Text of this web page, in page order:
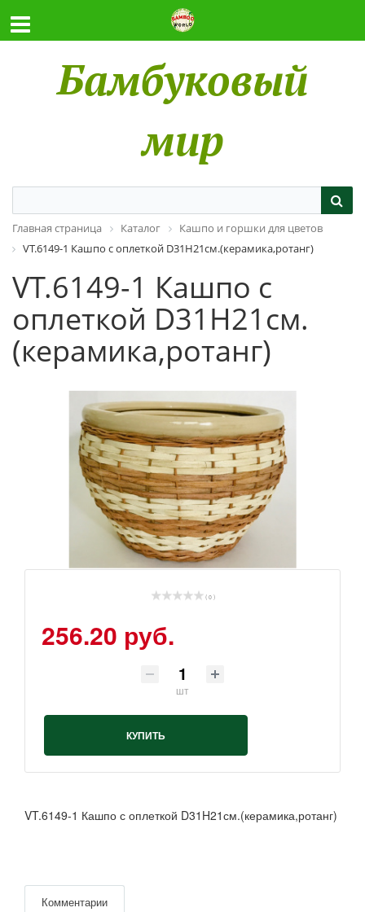
Бамбуковый
мир
Главная страница Каталог
Кашпо и горшки для цветов
VT.6149-1 Кашпо с оплеткой D31H21см.(керамика,ротанг)
VT.6149-1 Кашпо с
оплеткой D31H21см.
(керамика,ротанг)
( 0 )
256.20 руб.
шт
КУПИТЬ
VT.6149-1 Кашпо с оплеткой D31H21см.(керамика,ротанг)
Комментарии